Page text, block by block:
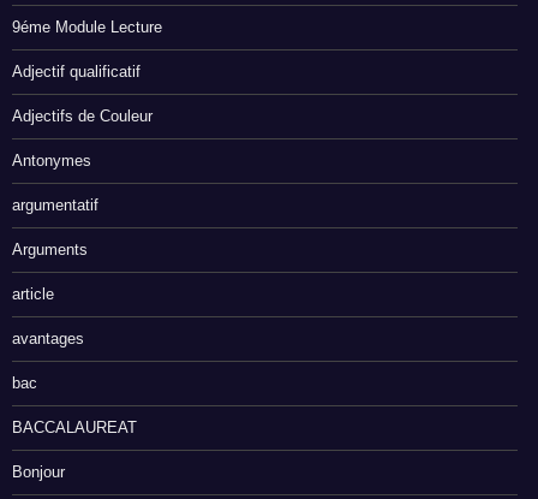
9éme Module Lecture
Adjectif qualificatif
Adjectifs de Couleur
Antonymes
argumentatif
Arguments
article
avantages
bac
BACCALAUREAT
Bonjour